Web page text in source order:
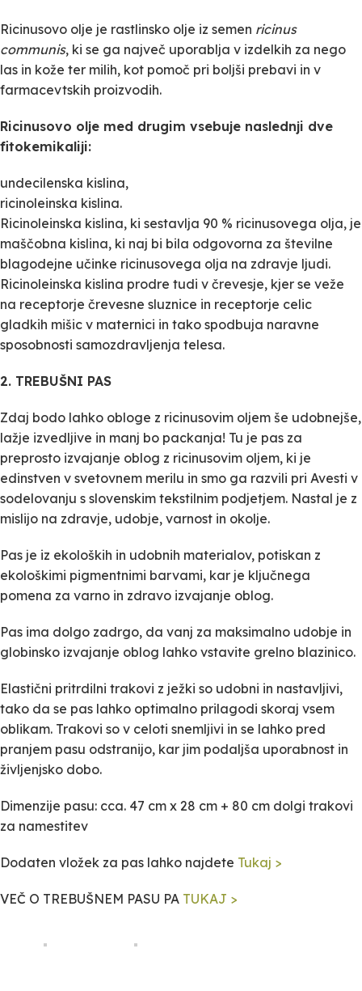
Ricinusovo olje je rastlinsko olje iz semen ricinus
communis, ki se ga največ uporablja v izdelkih za nego
las in kože ter milih, kot pomoč pri boljši prebavi in v
farmacevtskih proizvodih.
Ricinusovo olje med drugim vsebuje naslednji dve
fitokemikaliji:
undecilenska kislina,
ricinoleinska kislina.
Ricinoleinska kislina, ki sestavlja 90 % ricinusovega olja, je
maščobna kislina, ki naj bi bila odgovorna za številne
blagodejne učinke ricinusovega olja na zdravje ljudi.
Ricinoleinska kislina prodre tudi v črevesje, kjer se veže
na receptorje črevesne sluznice in receptorje celic
gladkih mišic v maternici in tako spodbuja naravne
sposobnosti samozdravljenja telesa.
2. TREBUŠNI PAS
Zdaj bodo lahko obloge z ricinusovim oljem še udobnejše,
lažje izvedljive in manj bo packanja! Tu je pas za
preprosto izvajanje oblog z ricinusovim oljem, ki je
edinstven v svetovnem merilu in smo ga razvili pri Avesti v
sodelovanju s slovenskim tekstilnim podjetjem. Nastal je z
mislijo na zdravje, udobje, varnost in okolje.
Pas je iz ekoloških in udobnih materialov, potiskan z
ekološkimi pigmentnimi barvami, kar je ključnega
pomena za varno in zdravo izvajanje oblog.
Pas ima dolgo zadrgo, da vanj za maksimalno udobje in
globinsko izvajanje oblog lahko vstavite grelno blazinico.
Elastični pritrdilni trakovi z ježki so udobni in nastavljivi,
tako da se pas lahko optimalno prilagodi skoraj vsem
oblikam. Trakovi so v celoti snemljivi in se lahko pred
pranjem pasu odstranijo, kar jim podaljša uporabnost in
življenjsko dobo.
Dimenzije pasu: cca. 47 cm x 28 cm + 80 cm dolgi trakovi
za namestitev
Dodaten vložek za pas lahko najdete Tukaj >
VEČ O TREBUŠNEM PASU PA TUKAJ >